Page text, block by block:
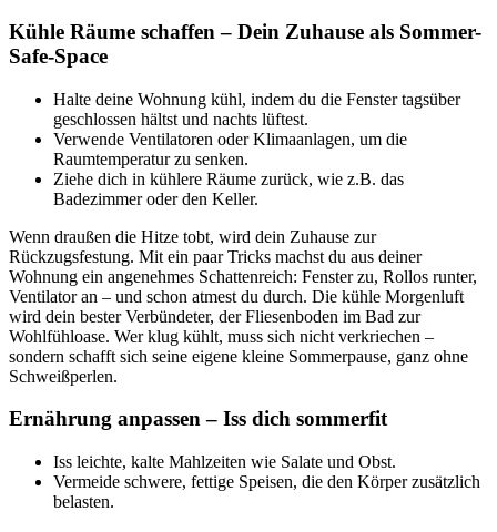
Kühle Räume schaffen – Dein Zuhause als Sommer-
Safe-Space
Halte deine Wohnung kühl, indem du die Fenster tagsüber
geschlossen hältst und nachts lüftest.
Verwende Ventilatoren oder Klimaanlagen, um die
Raumtemperatur zu senken.
Ziehe dich in kühlere Räume zurück, wie z.B. das
Badezimmer oder den Keller.
Wenn draußen die Hitze tobt, wird dein Zuhause zur
Rückzugsfestung. Mit ein paar Tricks machst du aus deiner
Wohnung ein angenehmes Schattenreich: Fenster zu, Rollos runter,
Ventilator an – und schon atmest du durch. Die kühle Morgenluft
wird dein bester Verbündeter, der Fliesenboden im Bad zur
Wohlfühloase. Wer klug kühlt, muss sich nicht verkriechen –
sondern schafft sich seine eigene kleine Sommerpause, ganz ohne
Schweißperlen.
Ernährung anpassen – Iss dich sommerfit
Iss leichte, kalte Mahlzeiten wie Salate und Obst.
Vermeide schwere, fettige Speisen, die den Körper zusätzlich
belasten.